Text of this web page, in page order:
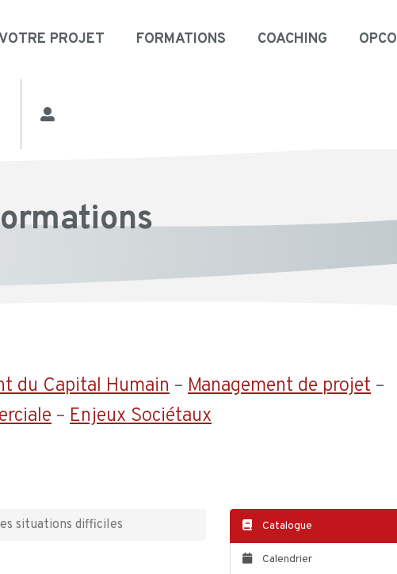
PROJET FORMATIONS COACHING OPCO
du Capital Humain – Management de projet –
– Enjeux Sociétaux
situations difficiles Catalogue
Calendrier